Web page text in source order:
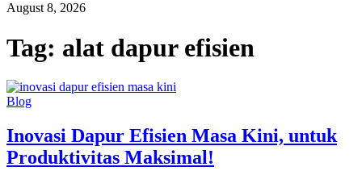
August 8, 2026
Tag: alat dapur efisien
Blog
Inovasi Dapur Efisien Masa Kini, untuk
Produktivitas Maksimal!